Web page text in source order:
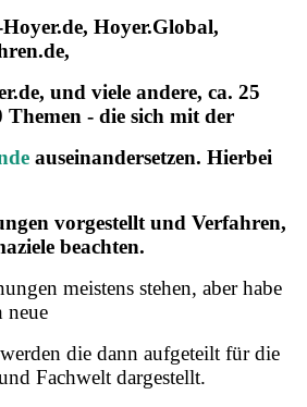
Hoyer.Global,
und viele andere, ca. 25
- die sich mit der
auseinandersetzen. Hierbei
vorgestellt und Verfahren,
beachten.
meistens stehen, aber habe
neue
die dann aufgeteilt für die
Fachwelt dargestellt.